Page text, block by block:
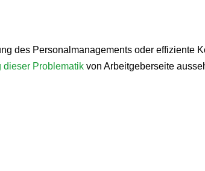
des Personalmanagements oder effiziente
dieser Problematik von Arbeitgeberseite